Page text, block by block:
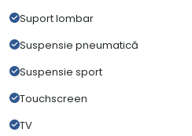
Suport lombar
Suspensie pneumatică
Suspensie sport
Touchscreen
TV